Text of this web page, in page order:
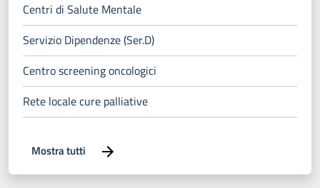
Centri di Salute Mentale
Servizio Dipendenze (Ser.D)
Centro screening oncologici
Rete locale cure palliative
Mostra tutti